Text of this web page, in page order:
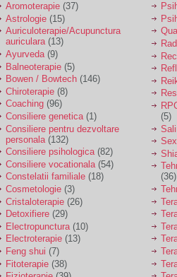
Sunt casatorita, am
31 de ani si un copil in
varsta de 2 ani care
mi-e lumina ochilor.
De ceva timp simt ca
mi s-a adunat
oboseala, o oboseala
cronica de care nu pot
scapa si simt ca din
cauza ei nu pot
controla nervii si
cateodata are copilul
de suferit.
Am o bariera peste
care nu pot trece:
prietena mea a ramas
insarcinata cu o fata.
Am fost de comun
acord sa facem un
copil, cu gandul ca e
baiat.
Aromoterapie (37)
Astrologie (15)
Auriculoterapie/Acupunctura
auriculara(13)
Ayurveda(9)
Balneoterapie (5)
Bowen / Bowtech (146)
Chiroterapie (8)
Coaching (96)
Consiliere genetica(1)
Consiliere pentru dezvoltare
personala (132)
Consiliere psihologica(82)
Consiliere vocationala (54)
Constelatii familiale (18)
Cosmetologie (3)
Cristaloterapie (26)
Detoxifiere (29)
Electropunctura (10)
Electroterapie (13)
Feng shui (7)
Fitoterapie (38)
(5)
(36)